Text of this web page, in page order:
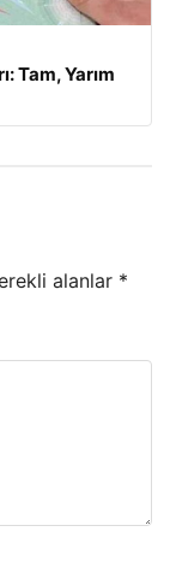
Tam, Yarım
alanlar *